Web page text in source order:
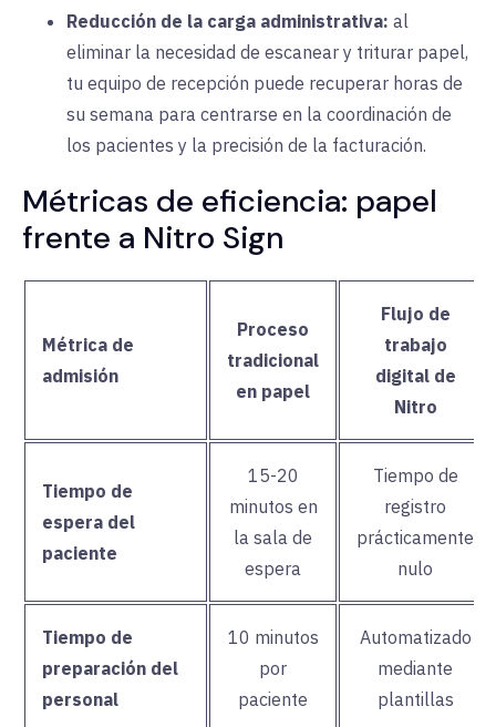
Reducción de la carga administrativa: al
eliminar la necesidad de escanear y triturar papel,
tu equipo de recepción puede recuperar horas de
su semana para centrarse en la coordinación de
los pacientes y la precisión de la facturación.
Métricas de eficiencia: papel
frente a Nitro Sign
Métrica de
admisión
Proceso
tradicional
en papel
Flujo de
trabajo
digital de
Nitro
Tiempo de
espera del
paciente
15-20
minutos en
la sala de
espera
Tiempo de
registro
prácticamente
nulo
Tiempo de
preparación del
personal
10 minutos
por
paciente
Automatizado
mediante
plantillas